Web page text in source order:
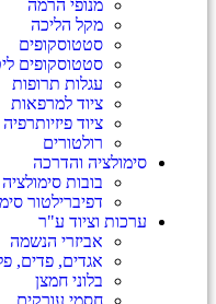
מנופי הרמה
מקל הליכה
סטטוסקופים
סטטוסקופים
עגלות תרופות
ציוד למרפאות
ציוד פיזיותרפיה
רולטורים
סימולציה והדרכה
בובות
דפיברילטור
ערכות וציוד ע"ר
אביזרי הנשמה
אגדים, פדים,
בלוני חמצן
חסמי עורקים